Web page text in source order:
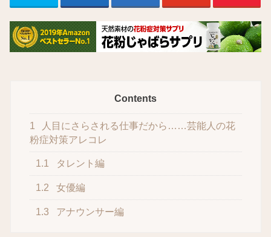
Contents
1
人目にさらされる仕事だから……芸能人の花
粉症対策アレコレ
1.1 タレント編
1.2 女優編
1.3 アナウンサー編